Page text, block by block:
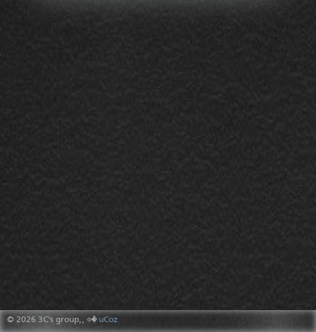
© 2026 3C's group,, ⎆� uCoz